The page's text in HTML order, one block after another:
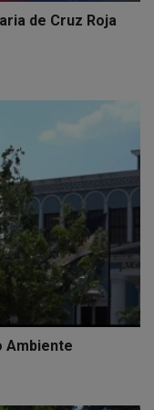
de Cruz Roja
Ambiente